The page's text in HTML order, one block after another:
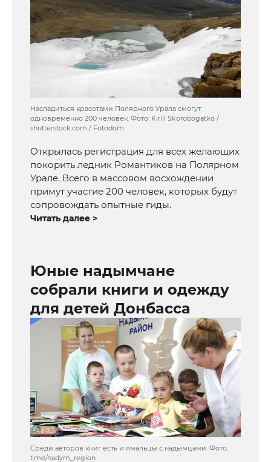
Насладиться красотами Полярного Урала смогут
одновременно 200 человек. Фото: Kirill Skorobogatko /
shutterstock.com / Fotodom
Открылась регистрация для всех желающих
покорить ледник Романтиков на Полярном
Урале. Всего в массовом восхождении
примут участие 200 человек, которых будут
сопровождать опытные гиды.
Читать далее >
Юные надымчане
собрали книги и одежду
для детей Донбасса
Среди авторов книг есть и ямальцы с надымцами. Фото:
t.me/nadym_region